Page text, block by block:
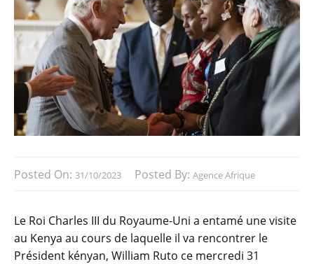
Posted On: 31/10/2023 Posted By: Agence Afrique
Le Roi Charles III du Royaume-Uni a entamé une visite
au Kenya au cours de laquelle il va rencontrer le
Président kényan, William Ruto ce mercredi 31